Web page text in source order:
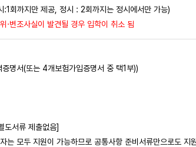
회까지만 제공, 정시 : 2회까지는 정시에서만 가능)
·변조사실이 발견될 경우 입학이 취소 됨
명서(또는 4개보험가입증명서 중 택1부))
도서류 제출없음]
모두 지원이 가능하므로 공통사항 준비서류만으로도 지